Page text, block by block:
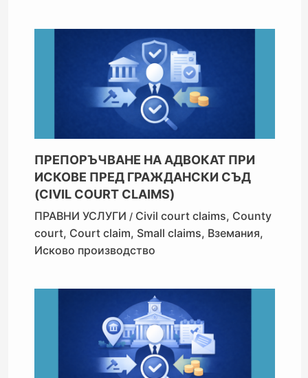
ПРЕПОРЪЧВАНЕ НА АДВОКАТ ПРИ
ИСКОВЕ ПРЕД ГРАЖДАНСКИ СЪД
(CIVIL COURT CLAIMS)
ПРАВНИ УСЛУГИ / Civil court claims, County
court, Court claim, Small claims, Вземания,
Исково производство